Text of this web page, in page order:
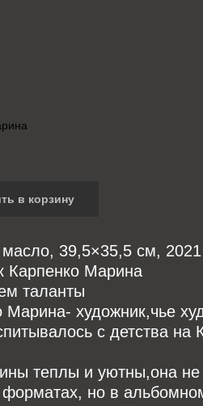
в корзину
масло, 39,5×35,5 см, 2021
Карпенко Марина
таланты
Марина- художник,чье
с детства на
теплы и уютны,она не
но в